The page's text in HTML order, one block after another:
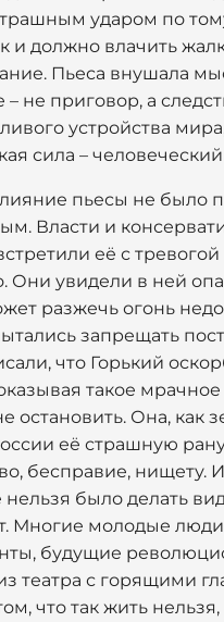
ударом по
и должно влачить
Пьеса внушала
не приговор, а
устройства
сила – человеческий
пьесы не было
Власти и
её с
Они увидели в ней
разжечь огонь
запрещать
что Горький
такое
остановить. Она, как
её страшную
бесправие, нищету.
нельзя было делать
Многие молодые
будущие
театра с горящими
что так жить